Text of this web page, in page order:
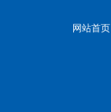
网站首页